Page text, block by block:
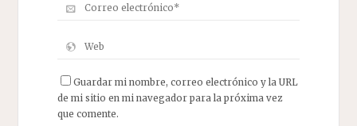
Guardar mi nombre, correo electrónico y la URL
de mi sitio en mi navegador para la próxima vez
que comente.